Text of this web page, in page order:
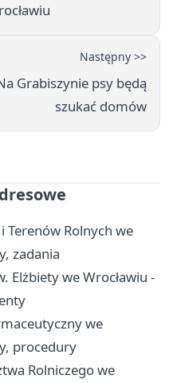
Następny >>
Grabiszynie psy będą
szukać domów
Terenów Rolnych we
zadania
Elżbiety we Wrocławiu -
we
procedury
Rolniczego we